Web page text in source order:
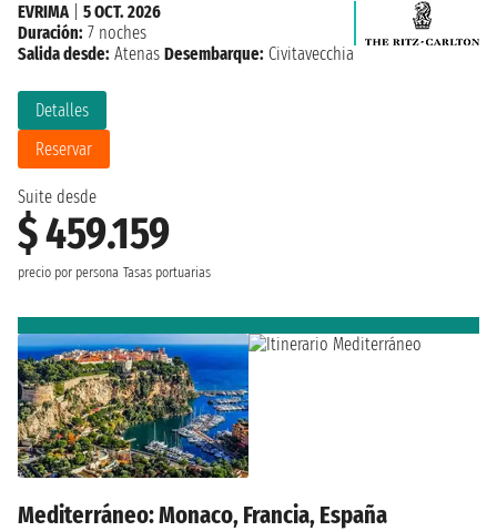
Suite desde
$ 459.159
precio por persona Tasas portuarias
Detalles
Reservar
EVRIMA| 5 OCT. 2026
Duración: 7 noches
Salida desde: Atenas Desembarque: Civitavecchia
Mediterráneo: Monaco, Francia, España